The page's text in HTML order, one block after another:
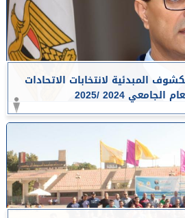
المبدئية لانتخابات الاتحادات
2024 /2025